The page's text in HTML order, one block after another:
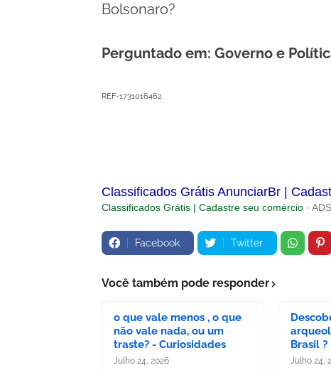
Bolsonaro?
Perguntado em: Governo e
REF-1731016462
Classificados Grátis AnunciarBr |
Classificados Grátis | Cadastre seu comércio · ADS
Facebook Twitter
Você também pode responder
o que vale menos , o que
não vale nada, ou um
traste? - Curiosidades
Julho 24, 2026
Brasil ?
Julho 24,